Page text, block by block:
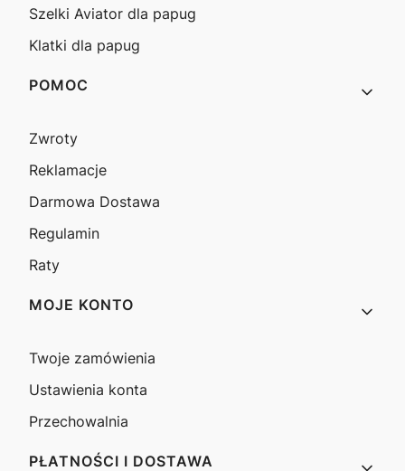
Szelki Aviator dla papug
Klatki dla papug
POMOC
Zwroty
Reklamacje
Darmowa Dostawa
Regulamin
Raty
MOJE KONTO
Twoje zamówienia
Ustawienia konta
Przechowalnia
PŁATNOŚCI I DOSTAWA